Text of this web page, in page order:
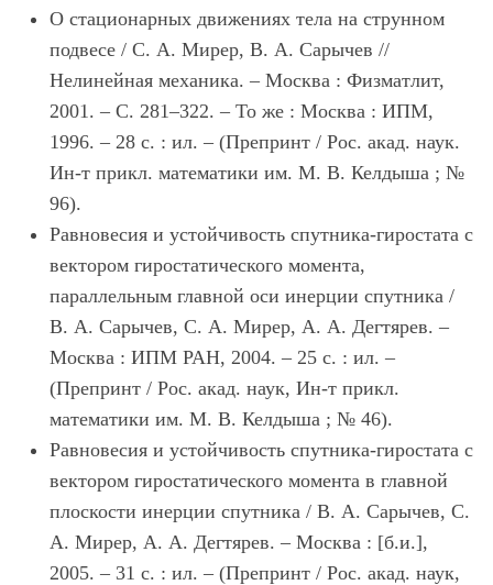
О стационарных движениях тела на струнном
подвесе / С. А. Мирер, В. А. Сарычев //
Нелинейная механика. – Москва : Физматлит,
2001. – С. 281–322. – То же : Москва : ИПМ,
1996. – 28 с. : ил. – (Препринт / Рос. акад. наук.
Ин-т прикл. математики им. М. В. Келдыша ; №
96).
Равновесия и устойчивость спутника-гиростата с
вектором гиростатического момента,
параллельным главной оси инерции спутника /
В. А. Сарычев, С. А. Мирер, А. А. Дегтярев. –
Москва : ИПМ РАН, 2004. – 25 с. : ил. –
(Препринт / Рос. акад. наук, Ин-т прикл.
математики им. М. В. Келдыша ; № 46).
Равновесия и устойчивость спутника-гиростата с
вектором гиростатического момента в главной
плоскости инерции спутника / В. А. Сарычев, С.
А. Мирер, А. А. Дегтярев. – Москва : [б.и.],
2005. – 31 с. : ил. – (Препринт / Рос. акад. наук,